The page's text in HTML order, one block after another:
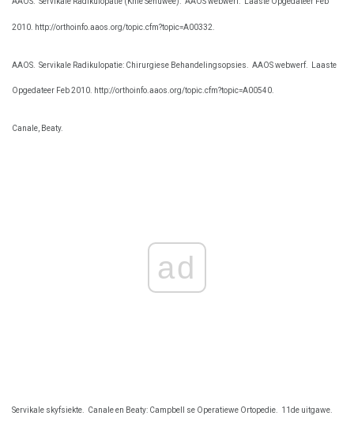
2010. http://orthoinfo.aaos.org/topic.cfm?topic=A00332.
AAOS. Servikale Radikulopatie: Chirurgiese Behandelingsopsies. AAOS webwerf. Laaste
Opgedateer Feb 2010. http://orthoinfo.aaos.org/topic.cfm?topic=A00540.
Canale, Beaty.
ad
Servikale skyfsiekte. Canale en Beaty: Campbell se Operatiewe Ortopedie. 11de uitgawe.